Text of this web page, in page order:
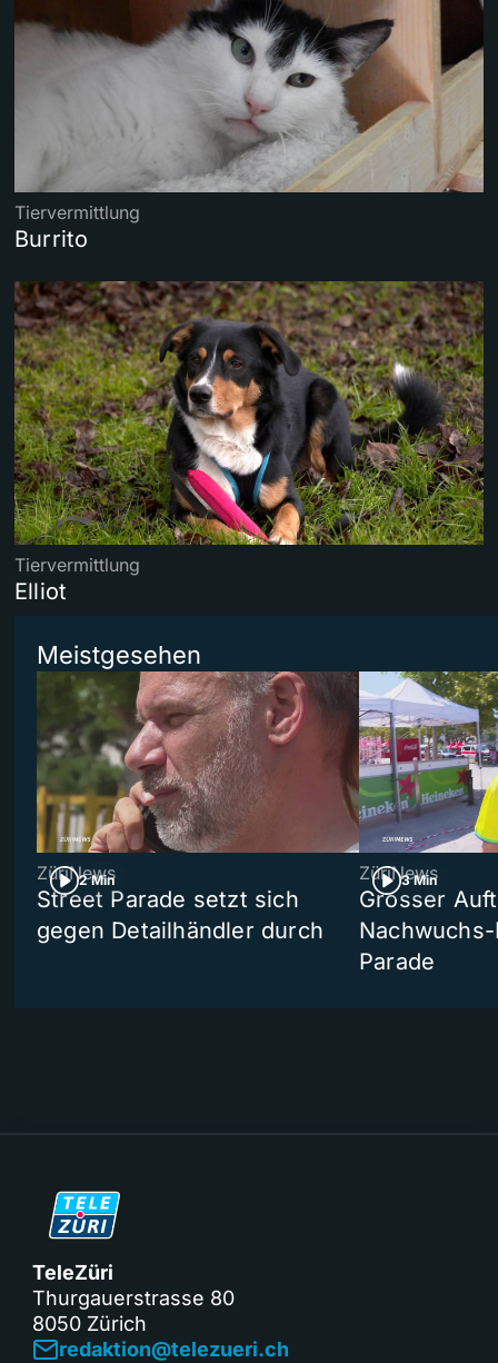
Tiervermittlung
Burrito
Tiervermittlung
Elliot
Meistgesehen
2 Min
ZüriNews
Street Parade setzt sich
gegen Detailhändler durch
3 Min
ZüriNews
Grosser
Parade
TeleZüri
Thurgauerstrasse 80
8050 Zürich
redaktion@telezueri.ch